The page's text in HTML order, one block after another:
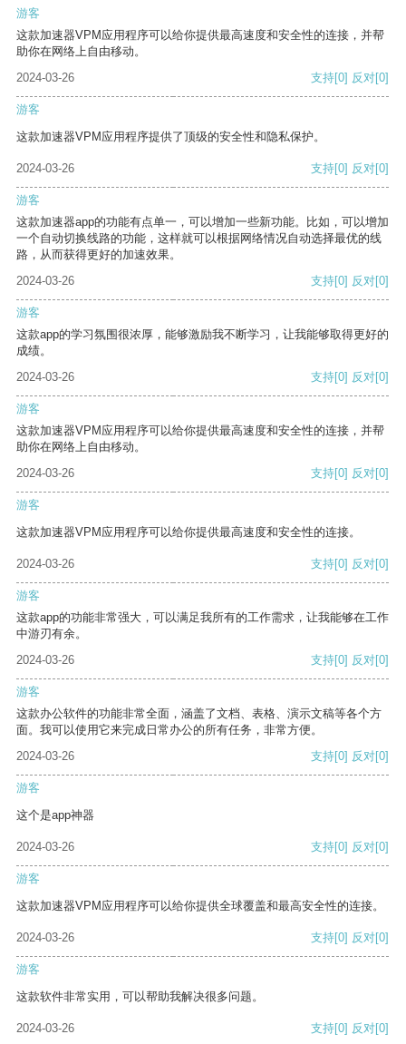
游客
这款加速器VPM应用程序可以给你提供最高速度和安全性的连接，并帮
助你在网络上自由移动。
2024-03-26
支持[0] 反对[0]
游客
这款加速器VPM应用程序提供了顶级的安全性和隐私保护。
2024-03-26 支持[0] 反对[0]
游客
这款加速器app的功能有点单一，可以增加一些新功能。比如，可以增加
一个自动切换线路的功能，这样就可以根据网络情况自动选择最优的线
路，从而获得更好的加速效果。
2024-03-26
支持[0] 反对[0]
游客
这款app的学习氛围很浓厚，能够激励我不断学习，让我能够取得更好的
成绩。
2024-03-26
支持[0] 反对[0]
游客
这款加速器VPM应用程序可以给你提供最高速度和安全性的连接，并帮
助你在网络上自由移动。
2024-03-26
支持[0] 反对[0]
游客
这款加速器VPM应用程序可以给你提供最高速度和安全性的连接。
2024-03-26 支持[0] 反对[0]
游客
这款app的功能非常强大，可以满足我所有的工作需求，让我能够在工作
中游刃有余。
2024-03-26
支持[0] 反对[0]
游客
这款办公软件的功能非常全面，涵盖了文档、表格、演示文稿等各个方
面。我可以使用它来完成日常办公的所有任务，非常方便。
2024-03-26
支持[0] 反对[0]
游客
这个是app神器
2024-03-26 支持[0] 反对[0]
游客
这款加速器VPM应用程序可以给你提供全球覆盖和最高安全性的连接。
2024-03-26 支持[0] 反对[0]
游客
这款软件非常实用，可以帮助我解决很多问题。
2024-03-26 支持[0] 反对[0]